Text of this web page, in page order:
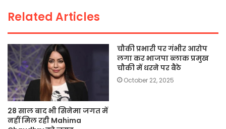
k
Related Articles
28 साल बाद भी सिनेमा जगत में
नहीं मिल रही Mahima
चौकी प्रभारी पर गंभीर आरोप
लगा कर भाजपा ब्लाक प्रमुख
चौकी में धरने पर बैठे
October 22, 2025